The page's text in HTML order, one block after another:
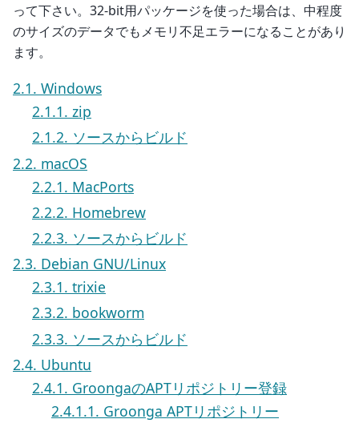
って下さい。32-bit用パッケージを使った場合は、中程度
のサイズのデータでもメモリ不足エラーになることがあり
ます。
2.1. Windows
2.1.1. zip
2.1.2. ソースからビルド
2.2. macOS
2.2.1. MacPorts
2.2.2. Homebrew
2.2.3. ソースからビルド
2.3. Debian GNU/Linux
2.3.1. trixie
2.3.2. bookworm
2.3.3. ソースからビルド
2.4. Ubuntu
2.4.1. GroongaのAPTリポジトリー登録
2.4.1.1. Groonga APTリポジトリー